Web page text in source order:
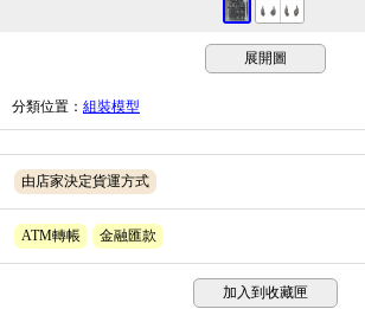
展開圖
分類位置 ： 組裝模型
由店家決定貨運方式
ATM轉帳 金融匯款
加入到收藏匣